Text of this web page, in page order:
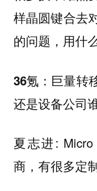
样晶圆键合去
的问题，用什
36氪：巨量转
还是设备公司
夏志进:
商，有很多定